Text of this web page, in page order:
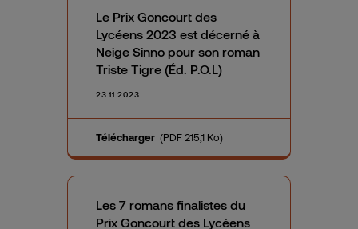
Le Prix Goncourt des
Lycéens 2023 est décerné à
Neige Sinno pour son roman
Triste Tigre (Éd. P.O.L)
23.11.2023
Télécharger (PDF 215,1 Ko)
Les 7 romans finalistes du
Prix Goncourt des Lycéens